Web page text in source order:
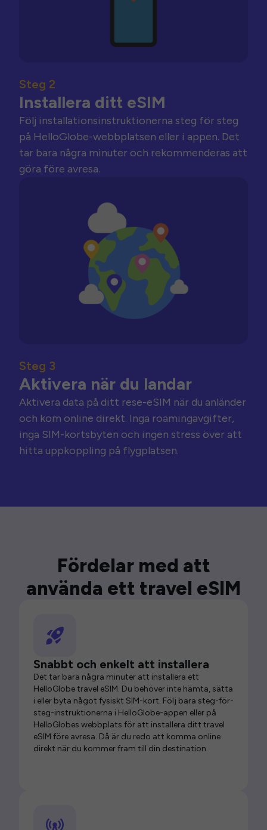
Steg 2
Installera ditt eSIM
Följ installationsinstruktionerna steg för steg
på HelloGlobe-webbplatsen eller i appen. Det
tar bara några minuter och rekommenderas att
göra före avresa.
Steg 3
Aktivera när du landar
Aktivera data på ditt rese-eSIM när du anländer
och kom online direkt. Inga roamingavgifter,
inga SIM-kortsbyten och ingen stress över att
hitta uppkoppling på flygplatsen.
Fördelar med att
använda ett travel eSIM
Snabbt och enkelt att installera
Det tar bara några minuter att installera ett
HelloGlobe travel eSIM. Du behöver inte hämta, sätta
i eller byta något fysiskt SIM-kort. Följ bara steg-för-
steg-instruktionerna i HelloGlobe-appen eller på
HelloGlobes webbplats för att installera ditt travel
eSIM före avresa. Då är du redo att komma online
direkt när du kommer fram till din destination.